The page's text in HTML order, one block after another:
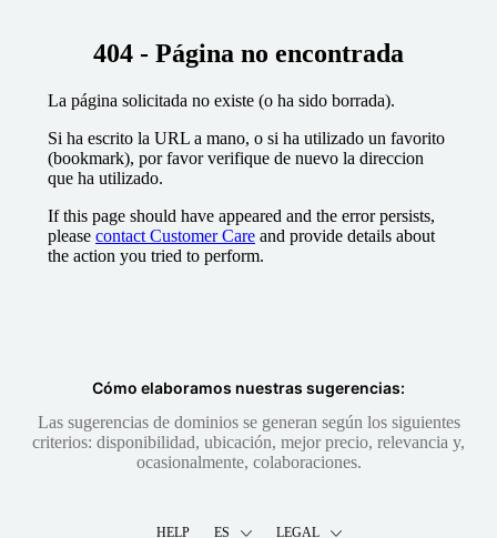
404 - Página no encontrada
La página solicitada no existe (o ha sido borrada).
Si ha escrito la URL a mano, o si ha utilizado un favorito
(bookmark), por favor verifique de nuevo la direccion
que ha utilizado.
If this page should have appeared and the error persists,
please contact Customer Care and provide details about
the action you tried to perform.
Cómo elaboramos nuestras sugerencias:
Las sugerencias de dominios se generan según los siguientes
criterios: disponibilidad, ubicación, mejor precio, relevancia y,
ocasionalmente, colaboraciones.
HELP ES LEGAL